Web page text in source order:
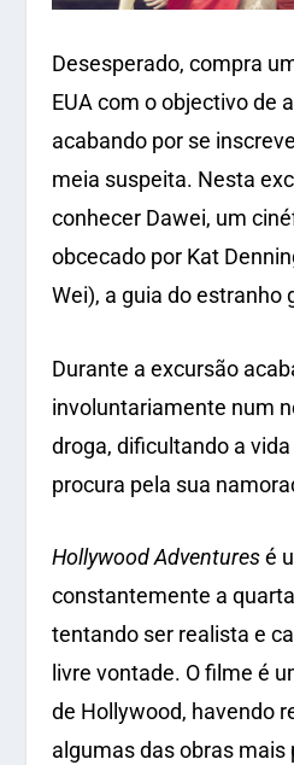
Desesperado, compra
EUA com o objectivo de
acabando por se
meia suspeita. Nesta
conhecer Dawei, um
obcecado por Kat
Wei), a guia do estranho
Durante a excursão
involuntariamente num
droga, dificultando a
procura pela sua
Hollywood Adventuresé
constantemente a
tentando ser realista e
livre vontade. O filme é
de Hollywood, havendo
algumas das obras mais